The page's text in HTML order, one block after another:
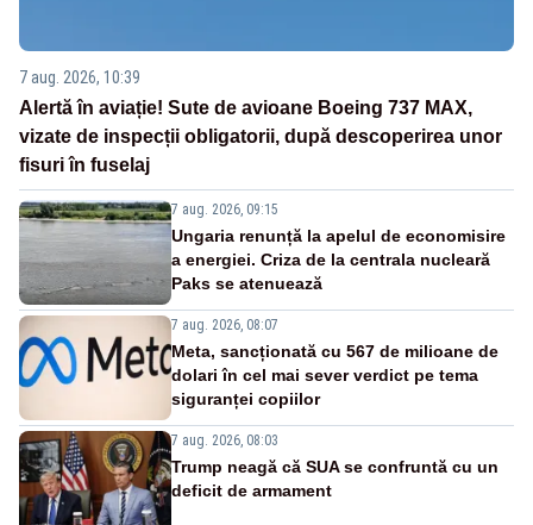
7 aug. 2026, 10:39
Alertă în aviație! Sute de avioane Boeing 737 MAX,
vizate de inspecții obligatorii, după descoperirea unor
fisuri în fuselaj
7 aug. 2026, 09:15
Ungaria renunță la apelul de economisire
a energiei. Criza de la centrala nucleară
Paks se atenuează
7 aug. 2026, 08:07
Meta, sancționată cu 567 de milioane de
dolari în cel mai sever verdict pe tema
siguranței copiilor
7 aug. 2026, 08:03
Trump neagă că SUA se confruntă cu un
deficit de armament